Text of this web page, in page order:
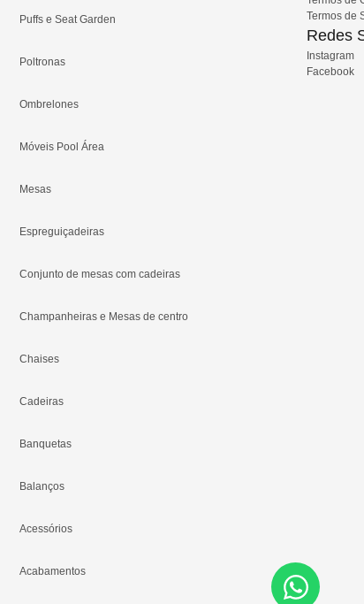
Puffs e Seat Garden
Poltronas
Ombrelones
Móveis Pool Área
Mesas
Espreguiçadeiras
Conjunto de mesas com cadeiras
Champanheiras e Mesas de centro
Chaises
Cadeiras
Banquetas
Balanços
Acessórios
Acabamentos
Termos de
Redes
Instagram
Facebook